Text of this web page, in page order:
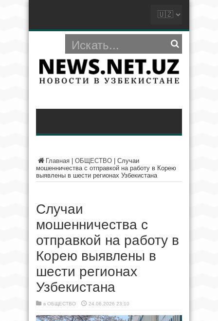
Главная ОБЩЕСТВО
Случаи
мошенничества с отправкой на работу в Корею
выявлены в шести регионах Узбекистана
Случаи
мошенничества с
отправкой на работу в
Корею выявлены в
шести регионах
Узбекистана
в ОБЩЕСТВО 24.06.2026 23:10